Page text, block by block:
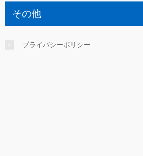
その他
プライバシーポリシー